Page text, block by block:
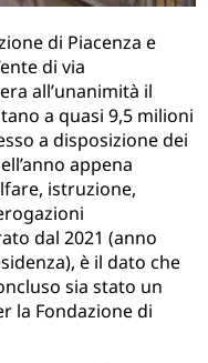
di Piacenza e
di via
all’unanimità il
a quasi 9,5 milioni
a disposizione dei
appena
istruzione,
dal 2021 (anno
è il dato che
sia stato un
la Fondazione di